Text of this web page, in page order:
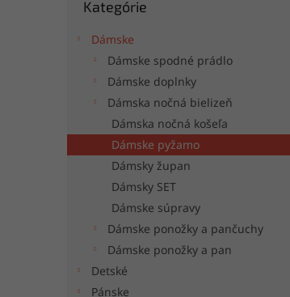
kategórie
Kategórie
Dámske
Dámske spodné prádlo
Dámske doplnky
Dámska nočná bielizeň
Dámska nočná košeľa
Dámske pyžamo
Dámsky župan
Dámsky SET
Dámske súpravy
Dámske ponožky a pančuchy
Dámske ponožky a pan
Detské
Pánske